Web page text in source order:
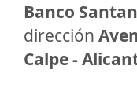
Banco
dirección
Calpe -